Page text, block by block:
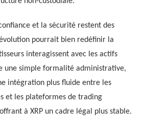
et la sécurité restent des
pourrait bien redéfinir la
interagissent avec les actifs
une simple formalité administrative,
intégration plus fluide entre les
et les plateformes de trading
à XRP un cadre légal plus stable.